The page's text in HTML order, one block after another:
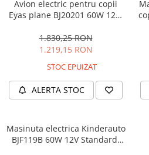
Avion electric pentru copii
Eyas plane BJ20201 60W 12V,
1.830,25 RON
1.219,15 RON
STOC EPUIZAT
ALERTA STOC
Masinuta electrica Kinderauto
BJF119B 60W 12V Standard,